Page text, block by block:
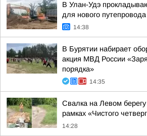
В Улан-Удэ
для нового путепровода
14:38
В Бурятии набирает
акция МВД России
порядка»
14:35
Свалка на Левом
рамках «Чистого
14:28